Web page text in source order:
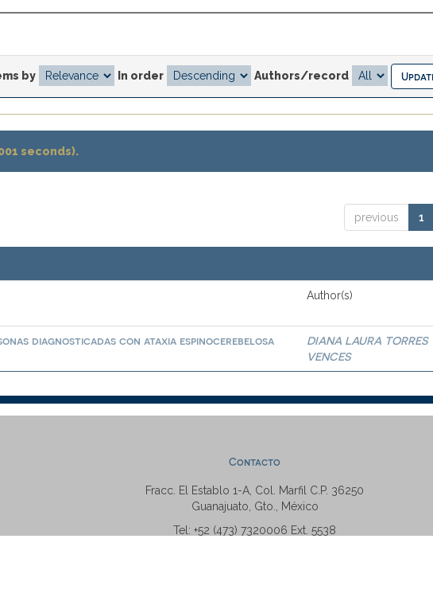
by In order Authors/record
seconds).
previous 1
Author(s)
diagnosticadas con ataxia espinocerebelosa
DIANA LAURA TORRES
VENCES
Contacto
Fracc. El Establo 1-A, Col. Marfil C.P. 36250
Guanajuato, Gto., México
Tel: +52 (473) 7320006 Ext. 5538